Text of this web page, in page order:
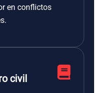
en conflictos
civil